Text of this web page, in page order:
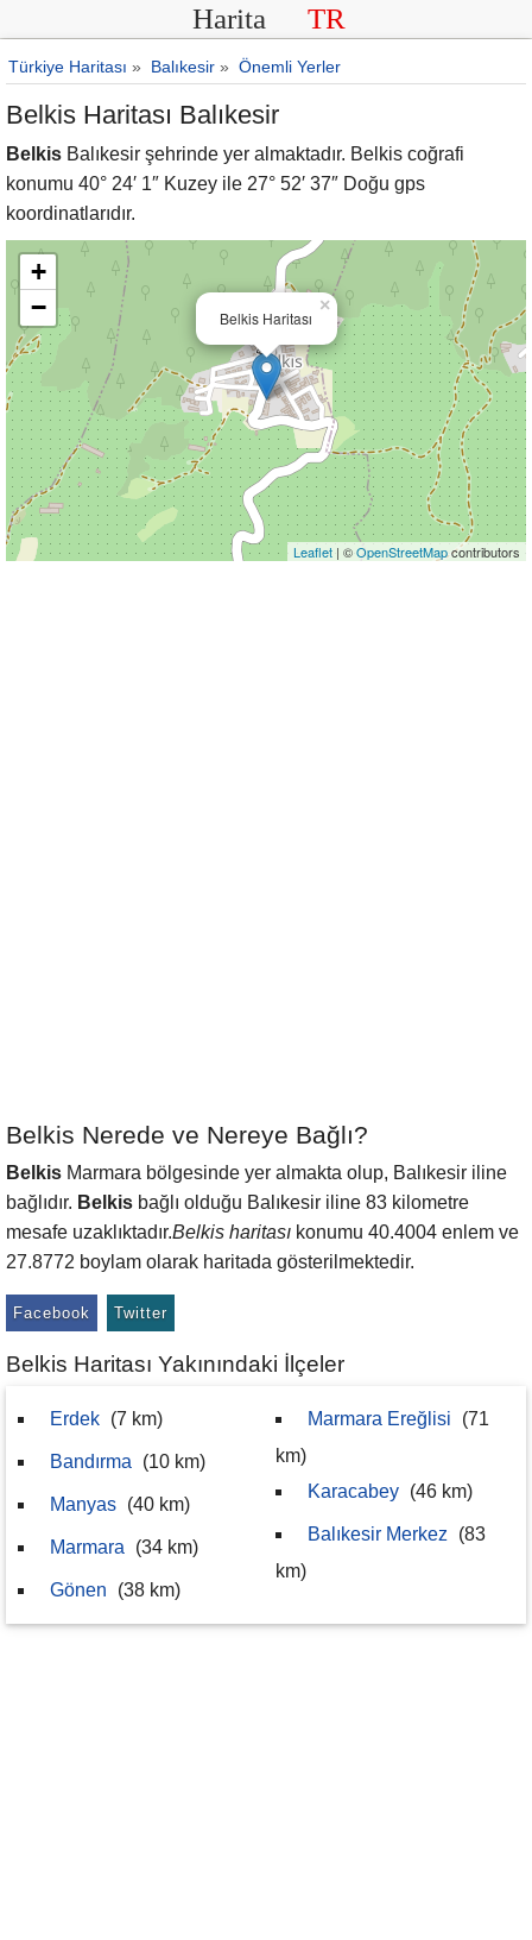
Harita TR
Türkiye Haritası » Balıkesir » Önemli Yerler
Belkis Haritası Balıkesir
Belkis Balıkesir şehrinde yer almaktadır. Belkis coğrafi
konumu 40° 24′ 1″ Kuzey ile 27° 52′ 37″ Doğu gps
koordinatlarıdır.
Belkis Haritası
×
+
−
Leaflet | ©OpenStreetMapcontributors
Belkis Nerede ve Nereye Bağlı?
Belkis Marmara bölgesinde yer almakta olup, Balıkesir iline
bağlıdır. Belkis bağlı olduğu Balıkesir iline 83 kilometre
mesafe uzaklıktadır.Belkis haritası konumu 40.4004 enlem ve
27.8772 boylam olarak haritada gösterilmektedir.
Facebook Twitter
Belkis Haritası Yakınındaki İlçeler
Erdek (7 km)
Bandırma (10 km)
Manyas (40 km)
Marmara (34 km)
Gönen (38 km)
Marmara Ereğlisi
(71
km)
Karacabey (46 km)
Balıkesir Merkez
(83
km)